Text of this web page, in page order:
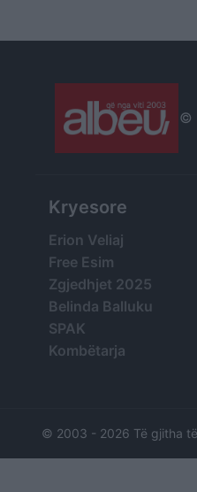
©
Kryesore
Erion Veliaj
Free Esim
Zgjedhjet 2025
Belinda Balluku
SPAK
Kombëtarja
© 2003 - 2026 Të gjitha